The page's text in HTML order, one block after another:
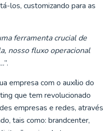
los, customizando para as
ferramenta crucial de
nosso fluxo operacional
”.
empresa com o auxílio do
que tem revolucionado
empresas e redes, através
tais como: brandcenter,